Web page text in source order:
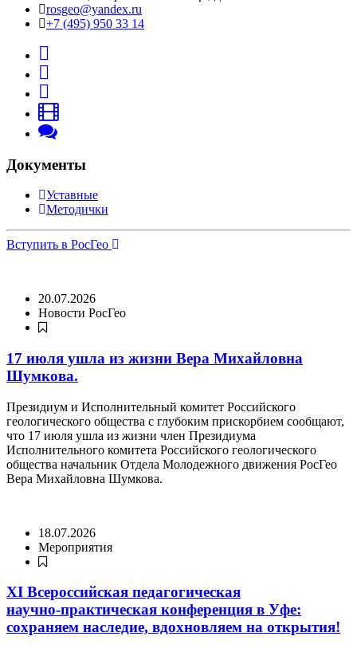
rosgeo@yandex.ru
+7 (495) 950 33 14
Документы
Уставные
Методички
Вступить в РосГео
20.07.2026
Новости РосГео
17 июля ушла из жизни Вера Михайловна
Шумкова.
Президиум и Исполнительный комитет Российского
геологического общества с глубоким прискорбием сообщают,
что 17 июля ушла из жизни член Президиума
Исполнительного комитета Российского геологического
общества начальник Отдела Молодежного движения РосГео
Вера Михайловна Шумкова.
18.07.2026
Мероприятия
XI Всероссийская педагогическая
научно‑практическая конференция в Уфе:
сохраняем наследие, вдохновляем на открытия!